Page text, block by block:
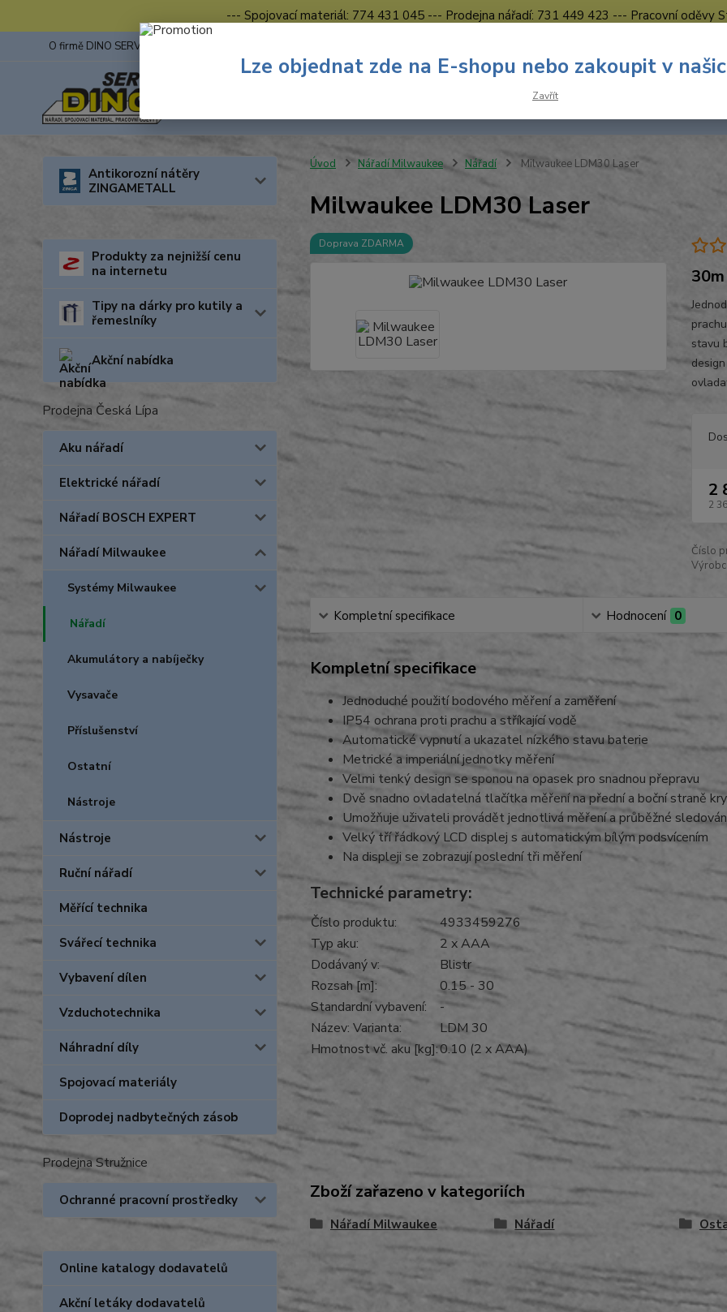
--- Spojovací materiál: 774 431 045 --- Prodejna nářadí: 731 449 423 --- Pracovní oděvy
O firmě DINO SERVIS s.r.o.
Hledat
Antikorozní nátěry
ZINGAMETALL
Produkty za nejnižší cenu
na internetu
Tipy na dárky pro kutily a
řemeslníky
Akční nabídka
Prodejna Česká Lípa
Aku nářadí
Elektrické nářadí
Nářadí BOSCH EXPERT
Nářadí Milwaukee
Systémy Milwaukee
Nářadí
Akumulátory a nabíječky
Vysavače
Příslušenství
Ostatní
Nástroje
Nástroje
Ruční nářadí
Měřící technika
Svářecí technika
Vybavení dílen
Vzduchotechnika
Náhradní díly
Spojovací materiály
Doprodej nadbytečných zásob
Prodejna Stružnice
Ochranné pracovní prostředky
Online katalogy dodavatelů
Akční letáky dodavatelů
Úvod Nářadí Milwaukee Nářadí Milwaukee LDM30 Laser
Milwaukee LDM30 Laser
Doprava ZDARMA
stavu
2
2
Číslo
Kompletní specifikace Hodnocení 0
Kompletní specifikace
Jednoduché použití bodového měření a zaměření
IP54 ochrana proti prachu a stříkající vodě
Automatické vypnutí a ukazatel nízkého stavu baterie
Metrické a imperiální jednotky měření
Velmi tenký design se sponou na opasek pro snadnou přepravu
Dvě snadno ovladatelná tlačítka měření na přední a boční straně
Umožňuje uživateli provádět jednotlivá měření a průběžné
Velký tří řádkový LCD displej s automatickým bílým podsvícením
Na displeji se zobrazují poslední tři měření
Technické parametry:
Číslo produktu:
4933459276
Typ aku:
2 x AAA
Dodávaný v:
Blistr
Rozsah [m]:
0.15 - 30
Standardní vybavení:
-
Název: Varianta:
LDM 30
Hmotnost vč. aku [kg]:0.10 (2 x AAA)
Zboží zařazeno v kategoriích
Nářadí Milwaukee Nářadí
Lze objednat zde na E-shopu nebo zakoupit v
Zavřít